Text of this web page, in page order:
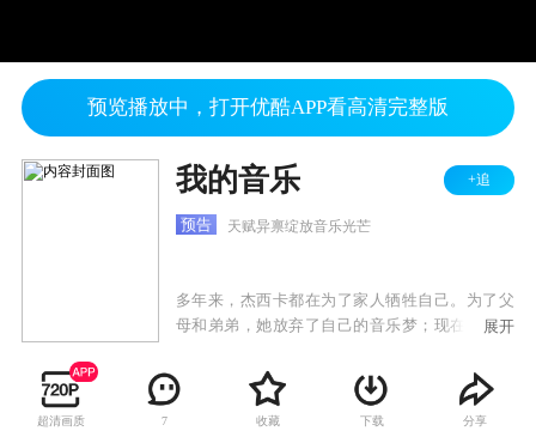
预览播放中，打开优酷APP看高清完整版
我的音乐 +追
预告 天赋异禀绽放音乐光芒
多年来，杰西卡都在为了家人牺牲自己。为了父
母和弟弟，她放弃了自己的音乐梦；现在，为了
会。一次偶然，她替爸爸去恩典会教堂修水管，
忍不住弹起了琴。钱伯斯牧师被她的音乐吸引
了，告诉她教堂面临危机，要举办一百周年庆典
展开
超清画质 7 收藏 下载 分享